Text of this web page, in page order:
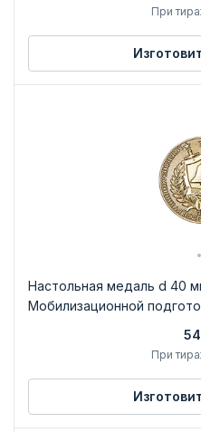
При
Настольная медаль d 40
Мобилизационной
При